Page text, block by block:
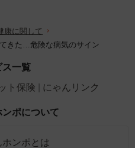
康に関して
きた…危険な病気のサイン
ス一覧
ト保険 にゃんリンク
ポについて
ンポとは